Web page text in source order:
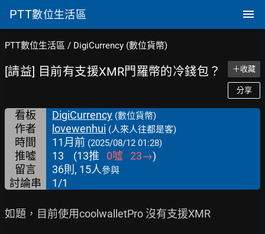
PTT數位生活區
PTT數位生活區 / DigiCurrency (數位貨幣)
[請益] 目前有支援XMR門羅幣的冷錢包？ ＋收藏
分享
看板 DigiCurrency (數位貨幣)
作者 lovewenhui (人來人往都是客)
時間 11月前 (2025/08/12 01:28)
推噓 13 (13推 0噓 23→)
留言
36則, 15人參與
討論串 1/1
如題，目前使用coolwalletPro 沒有支援XMR